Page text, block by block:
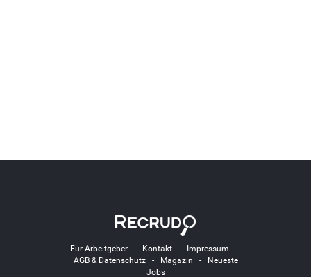
Für Arbeitgeber- Kontakt- Impressum -
AGB & Datenschutz- Magazin -
Neueste
Jobs